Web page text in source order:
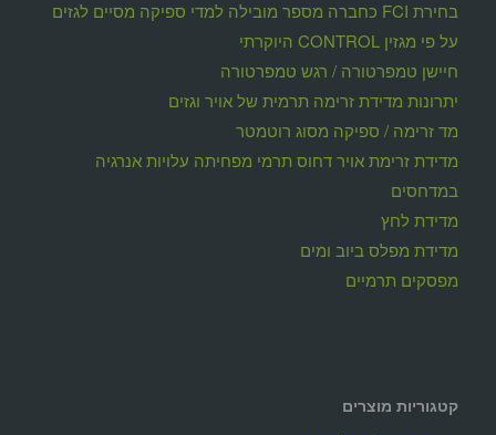
בחירת FCI כחברה מספר מובילה למדי ספיקה מסיים לגזים
על פי מגזין CONTROL היוקרתי
חיישן טמפרטורה / רגש טמפרטורה
יתרונות מדידת זרימה תרמית של אויר וגזים
מד זרימה / ספיקה מסוג רוטמטר
מדידת זרימת אויר דחוס תרמי מפחיתה עלויות אנרגיה
במדחסים
מדידת לחץ
מדידת מפלס ביוב ומים
מפסקים תרמיים
קטגוריות מוצרים